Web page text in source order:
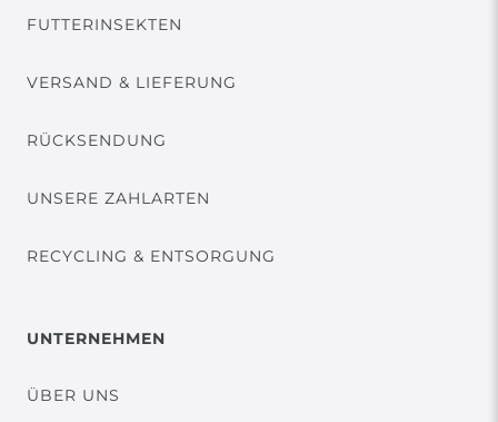
FUTTERINSEKTEN
VERSAND & LIEFERUNG
RÜCKSENDUNG
UNSERE ZAHLARTEN
RECYCLING & ENTSORGUNG
UNTERNEHMEN
ÜBER UNS